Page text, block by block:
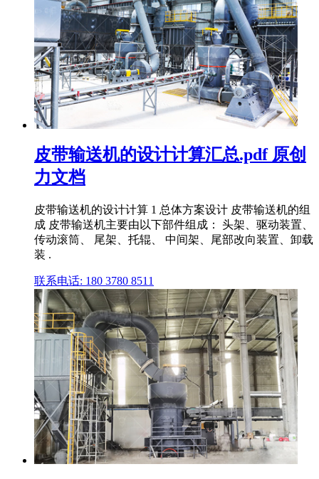
皮带输送机的设计计算汇总.pdf 原创
力文档
皮带输送机的设计计算 1 总体方案设计 皮带输送机的组
成 皮带输送机主要由以下部件组成： 头架、驱动装置、
传动滚筒、 尾架、托辊、 中间架、尾部改向装置、卸载
装 .
联系电话: 180 3780 8511